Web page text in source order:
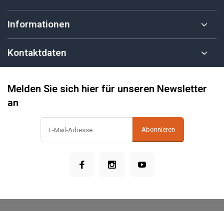
Informationen
Kontaktdaten
Melden Sie sich hier für unseren Newsletter
an
Abonnieren